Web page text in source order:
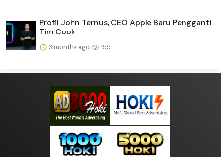
Profil John Ternus, CEO Apple Baru Pengganti
Tim Cook
3 months ago 155